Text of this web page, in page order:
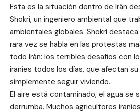
Esta es la situación dentro de Irán
Shokri, un ingeniero ambiental que
ambientales globales. Shokri
rara vez se habla en las protestas
todo Irán: los terribles desafíos con
iraníes todos los días, que afectan
simplemente seguir viviendo.
El aire está contaminado, el agua se
derrumba. Muchos agricultores